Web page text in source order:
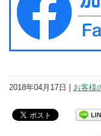
2018年04月17日 | お客様